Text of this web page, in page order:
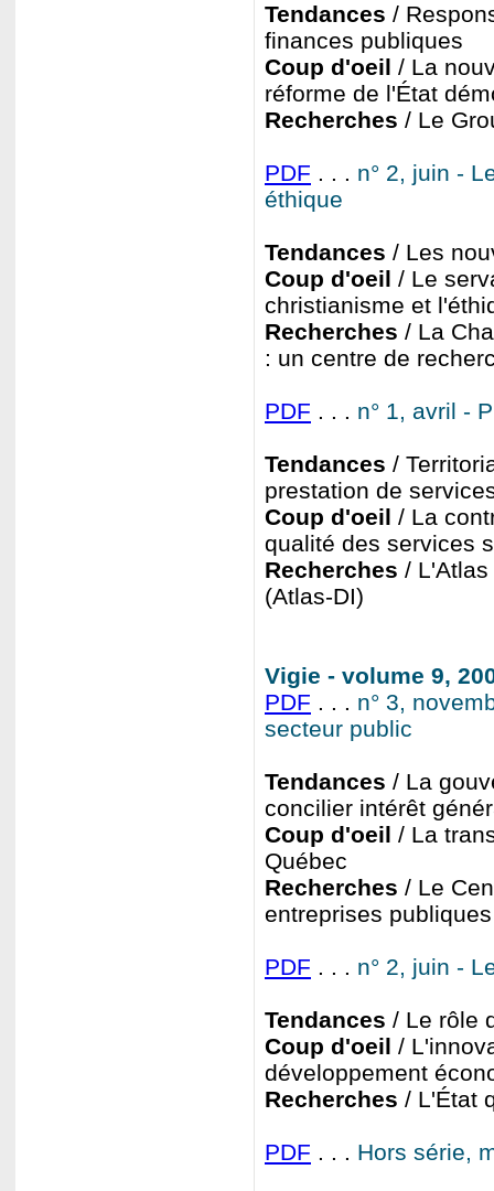
Tendances /
finances publiques
Coup d'oeil / La
réforme de l'État
Recherches / Le
PDF . . . n° 2, juin -
éthique
Tendances / Les
Coup d'oeil / Le
christianisme et
Recherches / La
: un centre de
PDF . . . n° 1, avril -
Tendances /
prestation de
Coup d'oeil / La
qualité des services
Recherches /
(Atlas-DI)
Vigie - volume 9,
PDF . . . n° 3,
secteur public
Tendances / La
concilier intérêt
Coup d'oeil / La
Québec
Recherches / Le
entreprises
PDF . . . n° 2, juin -
Tendances / Le rôle
Coup d'oeil /
développement
Recherches / L'État
PDF . . . Hors série,